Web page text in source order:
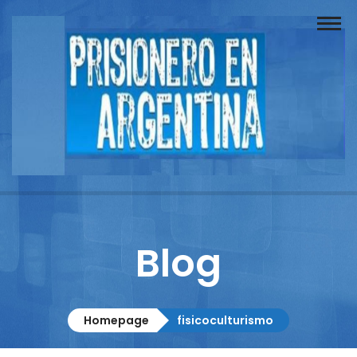
Buscador
Documentos
Columnistas
Contacto
Blog
Homepage fisicoculturismo